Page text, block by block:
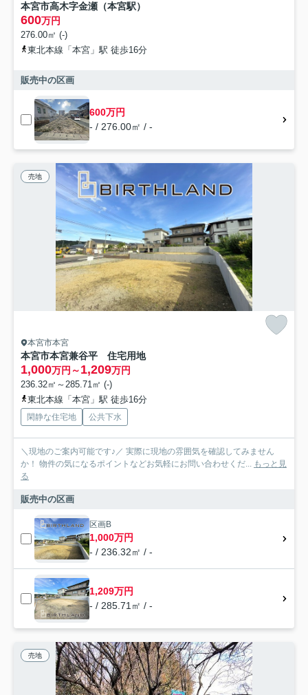
本宮市高木字金瀬（本宮駅）
600万円
276.00㎡ (-)
東北本線「本宮」駅 徒歩16分
販売中の区画
600万円
- / 276.00㎡ / -
売地
本宮市本宮
本宮市本宮兼谷平 住宅用地
1,000万円～1,209万円
236.32㎡～285.71㎡ (-)
東北本線「本宮」駅 徒歩16分
閑静な住宅地 公共下水
＼現地のご案内可能です♪／ 実際に現地の雰囲気を確認してみません
か！ 物件の気になるポイントなどお気軽にお問い合わせくだ... もっと見
る
販売中の区画
区画B
1,000万円
- / 236.32㎡ / -
1,209万円
- / 285.71㎡ / -
売地